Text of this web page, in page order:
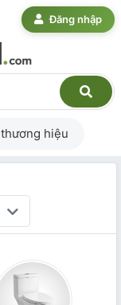
Đăng nhập
thương hiệu